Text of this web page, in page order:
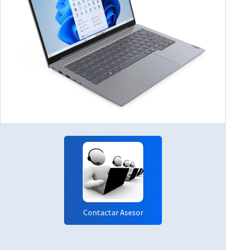
Contactar Asesor